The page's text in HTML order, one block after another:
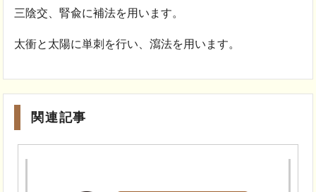
三陰交、腎兪に補法を用います。
太衝と太陽に単刺を行い、瀉法を用います。
関連記事